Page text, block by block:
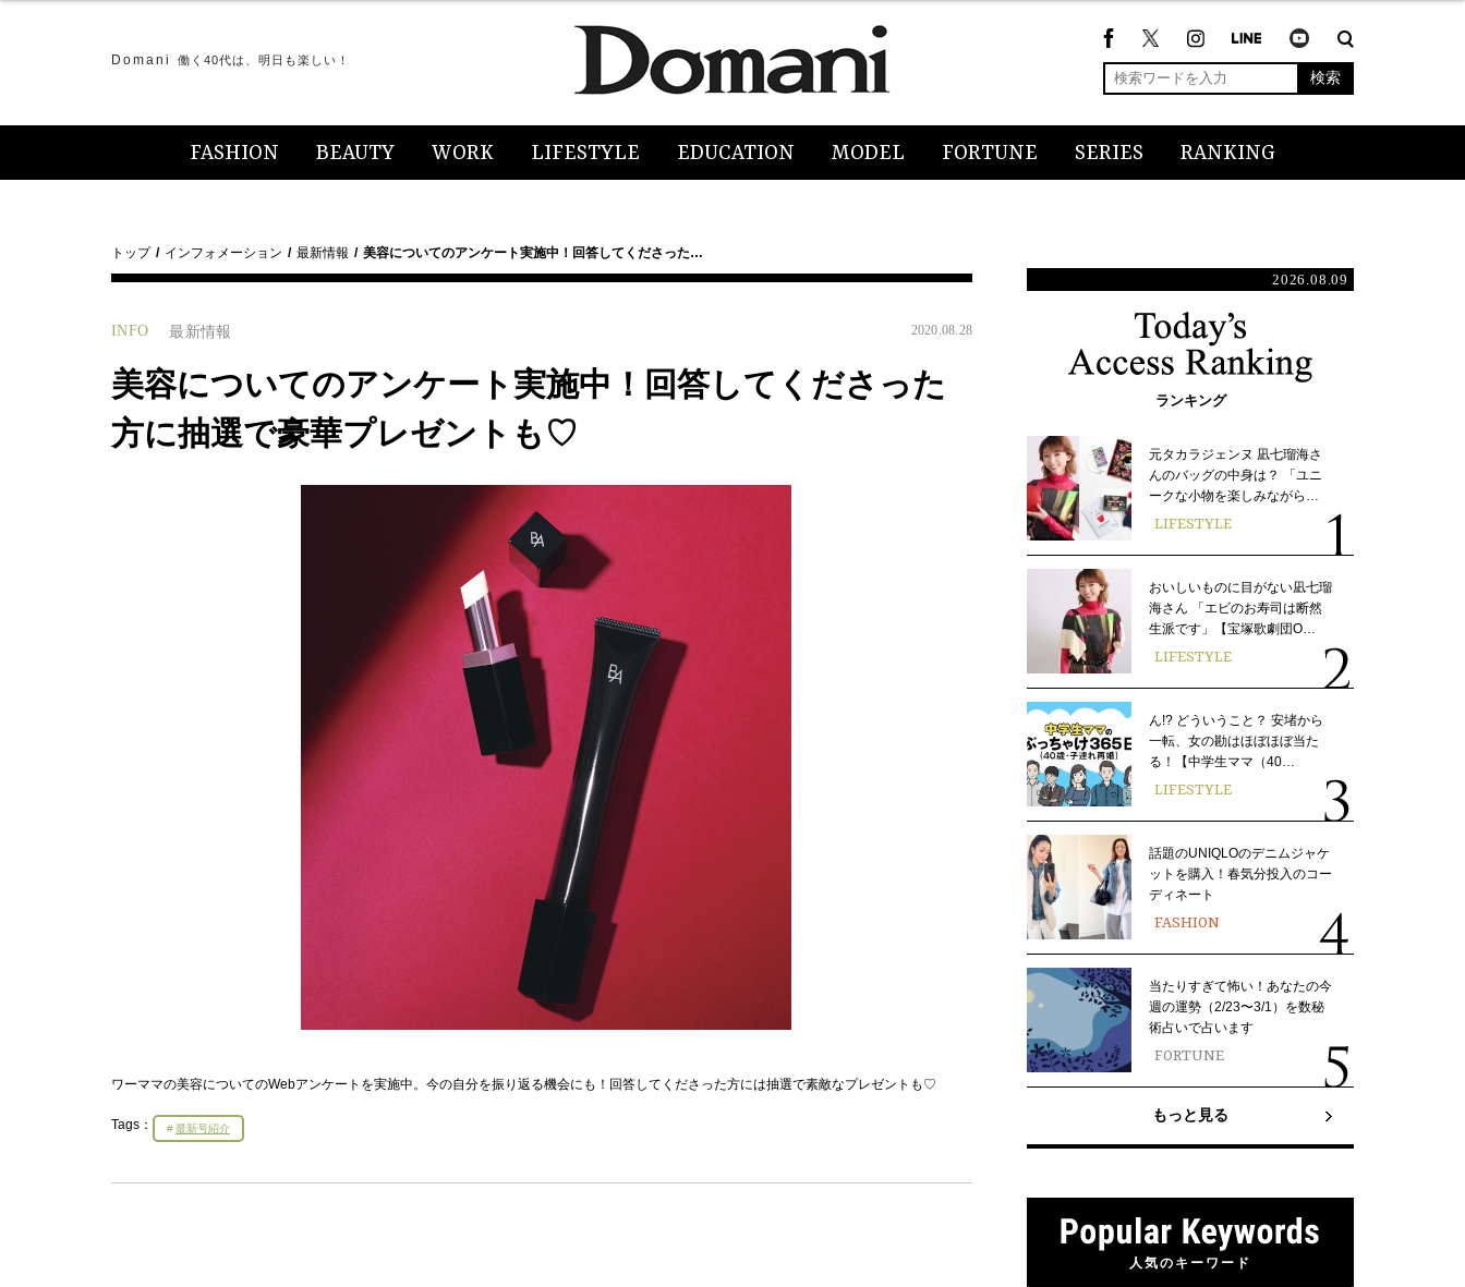
Domani 働く40代は、明日も楽しい！
検索
FASHION BEAUTY WORK LIFESTYLE EDUCATION MODEL FORTUNE SERIES RANKING
トップ インフォメーション 最新情報 美容についてのアンケート実施中！回答してくださった…
INFO 最新情報 2020.08.28
美容についてのアンケート実施中！回答してくださった
方に抽選で豪華プレゼントも♡
ワーママの美容についてのWebアンケートを実施中。今の自分を振り返る機会にも！回答してくださった方には抽選で素敵なプレゼントも♡
Tags： 最新号紹介
2026.08.09
ランキング
元タカラジェンヌ 凪七瑠海さ
んのバッグの中身は？ 「ユニ
ークな小物を楽しみながら…
LIFESTYLE
おいしいものに目がない凪七瑠
海さん 「エビのお寿司は断然
生派です」【宝塚歌劇団O…
LIFESTYLE
ん!? どういうこと？ 安堵から
一転、女の勘はほぼほぼ当た
る！【中学生ママ（40…
LIFESTYLE
話題のUNIQLOのデニムジャケ
ットを購入！春気分投入のコー
ディネート
FASHION
当たりすぎて怖い！あなたの今
週の運勢（2/23〜3/1）を数秘
術占いで占います
FORTUNE
もっと見る
人気のキーワード